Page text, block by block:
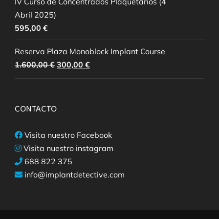
Abril 2025)
595,00 €
Reserva Plaza Monoblock Implant Course
1.600,00€ El
precio
300,00 €
precio
CONTACTO
Visita nuestro Facebook
Visita nuestro instagram
688 822 375
info@implantdetective.com